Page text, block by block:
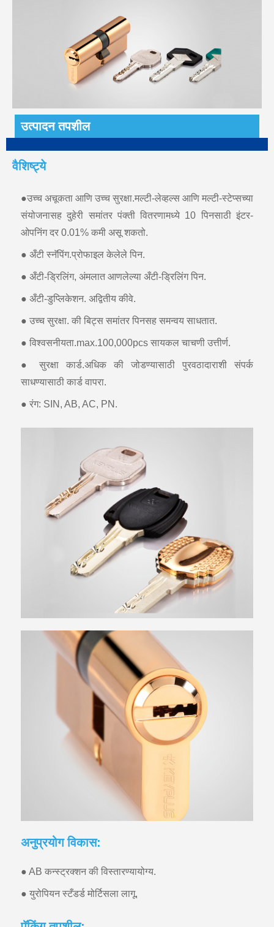
उत्पादन तपशील
वैशिष्ट्ये
●उच्च अचूकता आणि उच्च सुरक्षा.मल्टी-लेव्हल्स आणि मल्टी-स्टेप्सच्या
संयोजनासह दुहेरी समांतर पंक्ती वितरणामध्ये 10 पिनसाठी इंटर-
ओपनिंग दर 0.01% कमी असू शकतो.
● अँटी स्नॅपिंग.प्रोफाइल केलेले पिन.
● अँटी-ड्रिलिंग, अंमलात आणलेल्या अँटी-ड्रिलिंग पिन.
● अँटी-डुप्लिकेशन. अद्वितीय कीवे.
● उच्च सुरक्षा. की बिट्स समांतर पिनसह समन्वय साधतात.
● विश्वसनीयता.max.100,000pcs सायकल चाचणी उत्तीर्ण.
● सुरक्षा कार्ड.अधिक की जोडण्यासाठी पुरवठादाराशी संपर्क
साधण्यासाठी कार्ड वापरा.
● रंग: SIN, AB, AC, PN.
अनुप्रयोग विकास:
● AB कन्स्ट्रक्शन की विस्तारण्यायोग्य.
● युरोपियन स्टँडर्ड मोर्टिसला लागू.